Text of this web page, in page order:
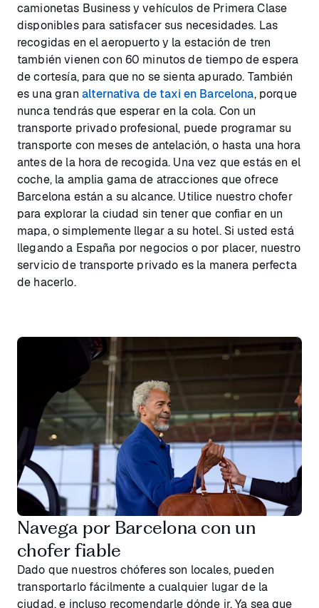
camionetas Business y vehículos de Primera Clase
disponibles para satisfacer sus necesidades. Las
recogidas en el aeropuerto y la estación de tren
también vienen con 60 minutos de tiempo de espera
de cortesía, para que no se sienta apurado. También
es una gran alternativa de taxi en Barcelona, porque
nunca tendrás que esperar en la cola. Con un
transporte privado profesional, puede programar su
transporte con meses de antelación, o hasta una hora
antes de la hora de recogida. Una vez que estás en el
coche, la amplia gama de atracciones que ofrece
Barcelona están a su alcance. Utilice nuestro chofer
para explorar la ciudad sin tener que confiar en un
mapa, o simplemente llegar a su hotel. Si usted está
llegando a España por negocios o por placer, nuestro
servicio de transporte privado es la manera perfecta
de hacerlo.
Navega por Barcelona con un
chofer fiable
Dado que nuestros chóferes son locales, pueden
transportarlo fácilmente a cualquier lugar de la
ciudad, e incluso recomendarle dónde ir. Ya sea que